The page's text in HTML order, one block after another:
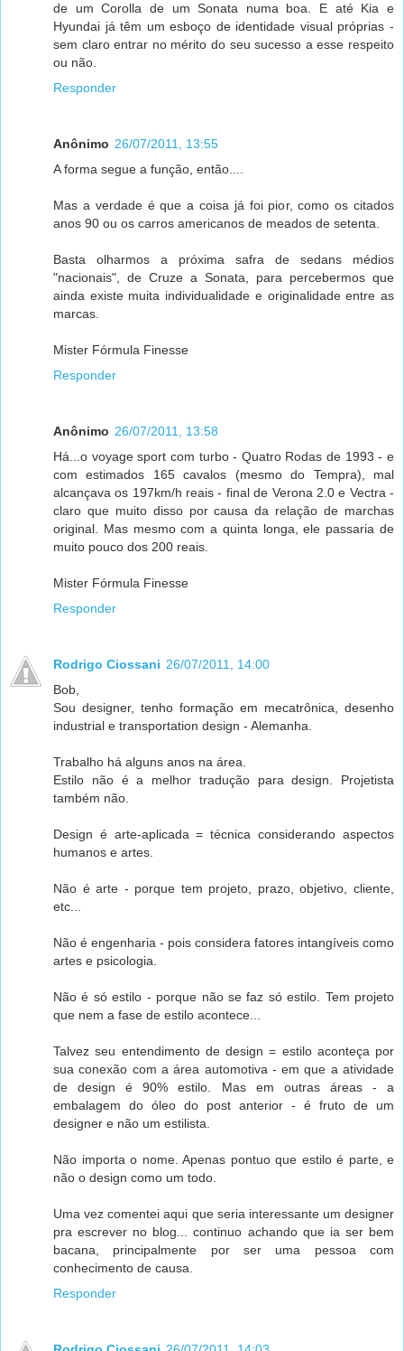
de um Corolla de um Sonata numa boa. E até Kia e
Hyundai já têm um esboço de identidade visual próprias -
sem claro entrar no mérito do seu sucesso a esse respeito
ou não.
Responder
Anônimo 26/07/2011, 13:55
A forma segue a função, então....
Mas a verdade é que a coisa já foi pior, como os citados
anos 90 ou os carros americanos de meados de setenta.
Basta olharmos a próxima safra de sedans médios
"nacionais", de Cruze a Sonata, para percebermos que
ainda existe muita individualidade e originalidade entre as
marcas.
Mister Fórmula Finesse
Responder
Anônimo 26/07/2011, 13:58
Há...o voyage sport com turbo - Quatro Rodas de 1993 - e
com estimados 165 cavalos (mesmo do Tempra), mal
alcançava os 197km/h reais - final de Verona 2.0 e Vectra -
claro que muito disso por causa da relação de marchas
original. Mas mesmo com a quinta longa, ele passaria de
muito pouco dos 200 reais.
Mister Fórmula Finesse
Responder
Rodrigo Ciossani 26/07/2011, 14:00
Bob,
Sou designer, tenho formação em mecatrônica, desenho
industrial e transportation design - Alemanha.
Trabalho há alguns anos na área.
Estilo não é a melhor tradução para design. Projetista
também não.
Design é arte-aplicada = técnica considerando aspectos
humanos e artes.
Não é arte - porque tem projeto, prazo, objetivo, cliente,
etc...
Não é engenharia - pois considera fatores intangíveis como
artes e psicologia.
Não é só estilo - porque não se faz só estilo. Tem projeto
que nem a fase de estilo acontece...
Talvez seu entendimento de design = estilo aconteça por
sua conexão com a área automotiva - em que a atividade
de design é 90% estilo. Mas em outras áreas - a
embalagem do óleo do post anterior - é fruto de um
designer e não um estilista.
Não importa o nome. Apenas pontuo que estilo é parte, e
não o design como um todo.
Uma vez comentei aqui que seria interessante um designer
pra escrever no blog... continuo achando que ia ser bem
bacana, principalmente por ser uma pessoa com
conhecimento de causa.
Responder